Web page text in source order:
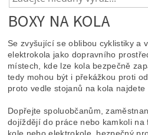
BOXY NA KOLA
Se zvyšující se oblibou cyklistiky a
elektrokola jako dopravního
místech, kde lze kola bezpečně
tedy mohou být i překážkou proti
proto vedle stojanů na kola najdete
Dopřejte spoluobčanům,
dojíždějí do práce nebo kamkoli na